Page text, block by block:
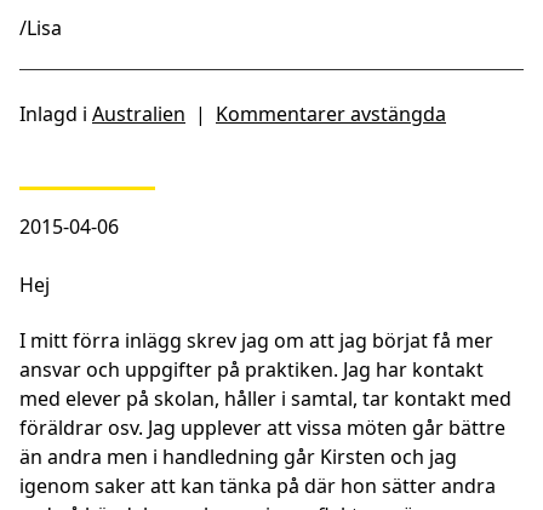
/Lisa
Inlagd i Australien | Kommentarer avstängda
2015-04-06
Hej
I mitt förra inlägg skrev jag om att jag börjat få mer
ansvar och uppgifter på praktiken. Jag har kontakt
med elever på skolan, håller i samtal, tar kontakt med
föräldrar osv. Jag upplever att vissa möten går bättre
än andra men i handledning går Kirsten och jag
igenom saker att kan tänka på där hon sätter andra